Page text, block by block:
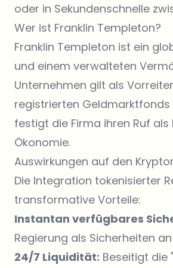
oder in Sekundenschnelle
Wer ist Franklin Templeton?
Franklin Templeton ist ein
und einem verwalteten
Unternehmen gilt als
registrierten
festigt die Firma ihren Ruf
Ökonomie.
Auswirkungen auf den
Die Integration tokenisierter
transformative Vorteile:
Instantan verfügbares
Regierung als Sicherheiten
24/7 Liquidität: Beseitigt die